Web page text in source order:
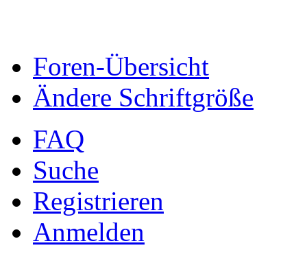
Foren-Übersicht
Ändere Schriftgröße
FAQ
Suche
Registrieren
Anmelden